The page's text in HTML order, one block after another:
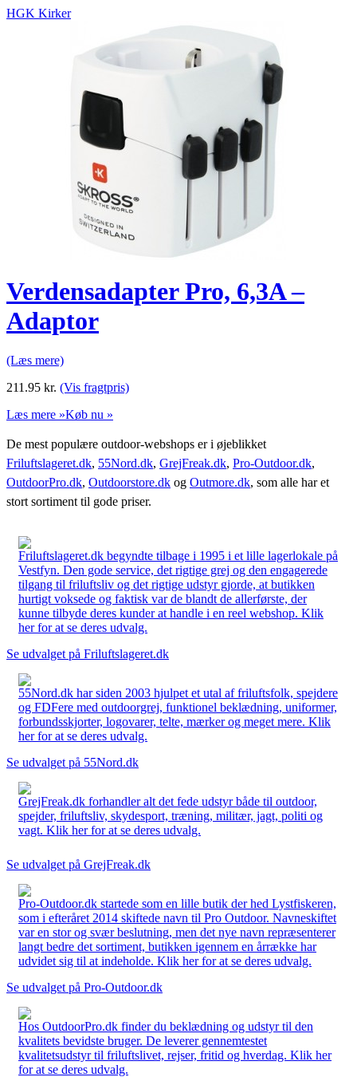
HGK Kirker
Verdensadapter Pro, 6,3A –
Adaptor
(Læs mere)
211.95 kr. (Vis fragtpris)
Læs mere »Køb nu »
De mest populære outdoor-webshops er i øjeblikket
Friluftslageret.dk, 55Nord.dk, GrejFreak.dk, Pro-Outdoor.dk,
OutdoorPro.dk, Outdoorstore.dk og Outmore.dk, som alle har et
stort sortiment til gode priser.
Friluftslageret.dk begyndte tilbage i 1995 i et lille lagerlokale på
Vestfyn. Den gode service, det rigtige grej og den engagerede
tilgang til friluftsliv og det rigtige udstyr gjorde, at butikken
hurtigt voksede og faktisk var de blandt de allerførste, der
kunne tilbyde deres kunder at handle i en reel webshop. Klik
her for at se deres udvalg.
Se udvalget på Friluftslageret.dk
55Nord.dk har siden 2003 hjulpet et utal af friluftsfolk, spejdere
og FDFere med outdoorgrej, funktionel beklædning, uniformer,
forbundsskjorter, logovarer, telte, mærker og meget mere. Klik
her for at se deres udvalg.
Se udvalget på 55Nord.dk
GrejFreak.dk forhandler alt det fede udstyr både til outdoor,
spejder, friluftsliv, skydesport, træning, militær, jagt, politi og
vagt. Klik her for at se deres udvalg.
Se udvalget på GrejFreak.dk
Pro-Outdoor.dk startede som en lille butik der hed Lystfiskeren,
som i efteråret 2014 skiftede navn til Pro Outdoor. Navneskiftet
var en stor og svær beslutning, men det nye navn repræsenterer
langt bedre det sortiment, butikken igennem en årrække har
udvidet sig til at indeholde. Klik her for at se deres udvalg.
Se udvalget på Pro-Outdoor.dk
Hos OutdoorPro.dk finder du beklædning og udstyr til den
kvalitets bevidste bruger. De leverer gennemtestet
kvalitetsudstyr til friluftslivet, rejser, fritid og hverdag. Klik her
for at se deres udvalg.